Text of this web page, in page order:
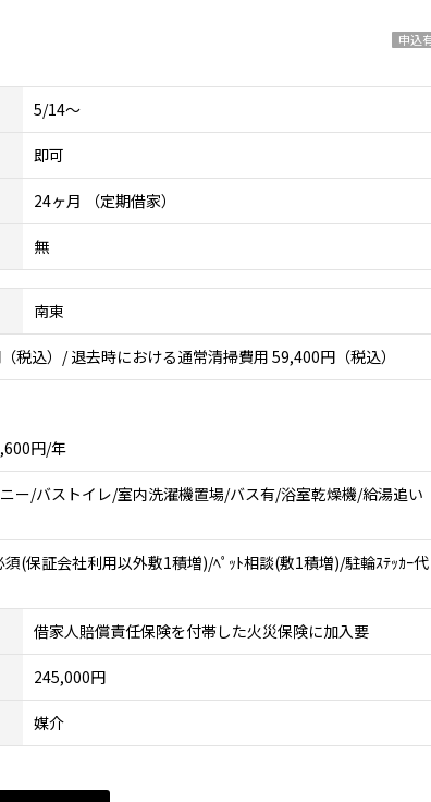
申込
5/14～
即可
24ヶ月 （定期借家）
無
南東
込）/ 退去時における通常清掃費用 59,400円（税込）
円/年
ー/バストイレ/室内洗濯機置場/バス有/浴室乾燥機/給湯追い
(保証会社利用以外敷1積増)/ﾍﾟｯﾄ相談(敷1積増)/駐輪ｽﾃｯｶｰ代
借家人賠償責任保険を付帯した火災保険に加入要
245,000円
媒介